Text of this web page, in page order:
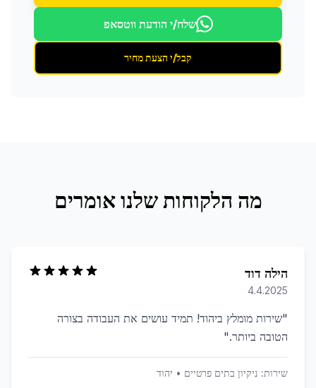
שלח/י הודעת ווטסאפ
קבל/י הצעת מחיר
מה הלקוחות שלנו אומרים
הילה דוד
4.4.2025
"שירות מומלץ ביהוד! תמיד עושים את העבודה בצורה
הטובה ביותר."
שירות: ניקיון בתים פרטיים • יהוד